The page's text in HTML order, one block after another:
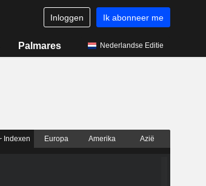
Inloggen Ik abonneer me
Palmares Nederlandse Editie
Indexen Europa Amerika Azië